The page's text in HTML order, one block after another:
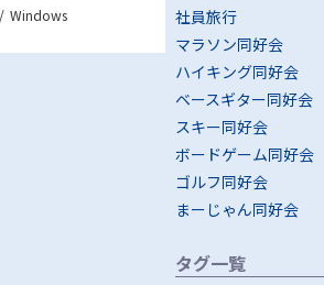
Windows
社員旅行
マラソン同好会
ハイキング同好会
ベースギター同好会
スキー同好会
ボードゲーム同好会
ゴルフ同好会
まーじゃん同好会
タグ一覧